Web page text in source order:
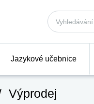
Jazykové učebnice
Výprodej